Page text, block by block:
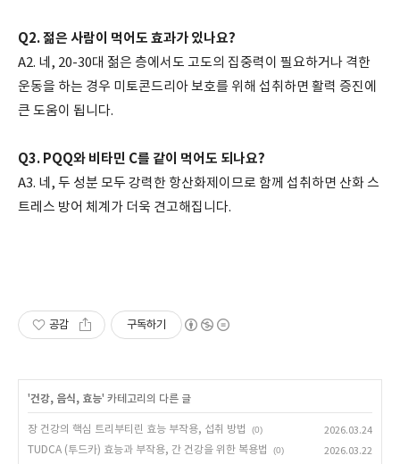
Q2. 젊은 사람이 먹어도 효과가 있나요?
A2. 네, 20-30대 젊은 층에서도 고도의 집중력이 필요하거나 격한
운동을 하는 경우 미토콘드리아 보호를 위해 섭취하면 활력 증진에
큰 도움이 됩니다.
Q3. PQQ와 비타민 C를 같이 먹어도 되나요?
A3. 네, 두 성분 모두 강력한 항산화제이므로 함께 섭취하면 산화 스
트레스 방어 체계가 더욱 견고해집니다.
공감 구독하기
'건강, 음식, 효능' 카테고리의 다른 글
장 건강의 핵심 트리부티린 효능 부작용, 섭취 방법 (0)
2026.03.24
TUDCA (투드카) 효능과 부작용, 간 건강을 위한 복용법
(0)
2026.03.22